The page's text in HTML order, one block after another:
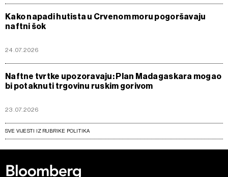
Kako napadi hutista u Crvenom moru pogoršavaju
naftni šok
24.07.2026
Naftne tvrtke upozoravaju: Plan Madagaskara mogao
bi potaknuti trgovinu ruskim gorivom
23.07.2026
SVE VIJESTI IZ RUBRIKE POLITIKA